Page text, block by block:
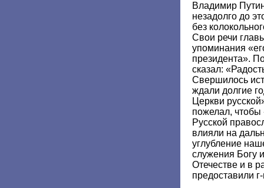
Владимир
незадолго до
без
Свои речи
упоминания
президента».
сказал:
Свершилось
ждали долгие
Церкви
пожелал, чтобы
Русской
влияли на
углубление
служения Богу
Отечестве и в
предоставили